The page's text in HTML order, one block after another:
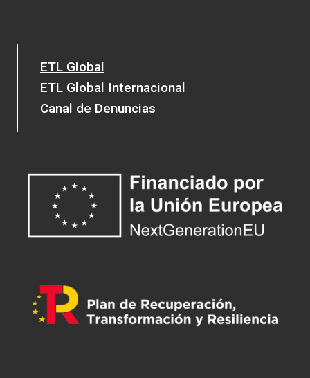
ETL Global
ETL Global Internacional
Canal de Denuncias